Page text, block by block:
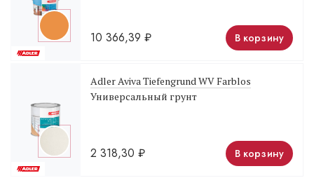
10 366,39 ₽ В корзину
Adler Aviva Tiefengrund WV Farblos
Универсальный грунт
2 318,30 ₽ В корзину